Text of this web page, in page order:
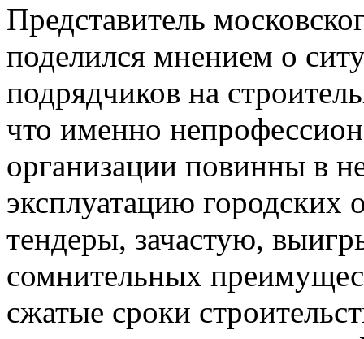
Представитель
поделился мнением о
подрядчиков на
что именно
организации повинны в
эксплуатацию
тендеры, зачастую,
сомнительных
сжатые сроки